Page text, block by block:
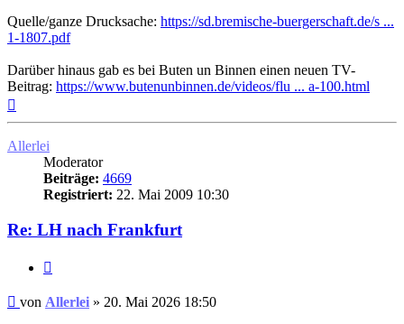
Quelle/ganze Drucksache: https://sd.bremische-buergerschaft.de/s ...
1-1807.pdf
Darüber hinaus gab es bei Buten un Binnen einen neuen TV-
Beitrag: https://www.butenunbinnen.de/videos/flu ... a-100.html
Allerlei
Moderator
Beiträge: 4669
Registriert: 22. Mai 2009 10:30
Re: LH nach Frankfurt
Ungelesener
von Allerlei » 20. Mai 2026 18:50